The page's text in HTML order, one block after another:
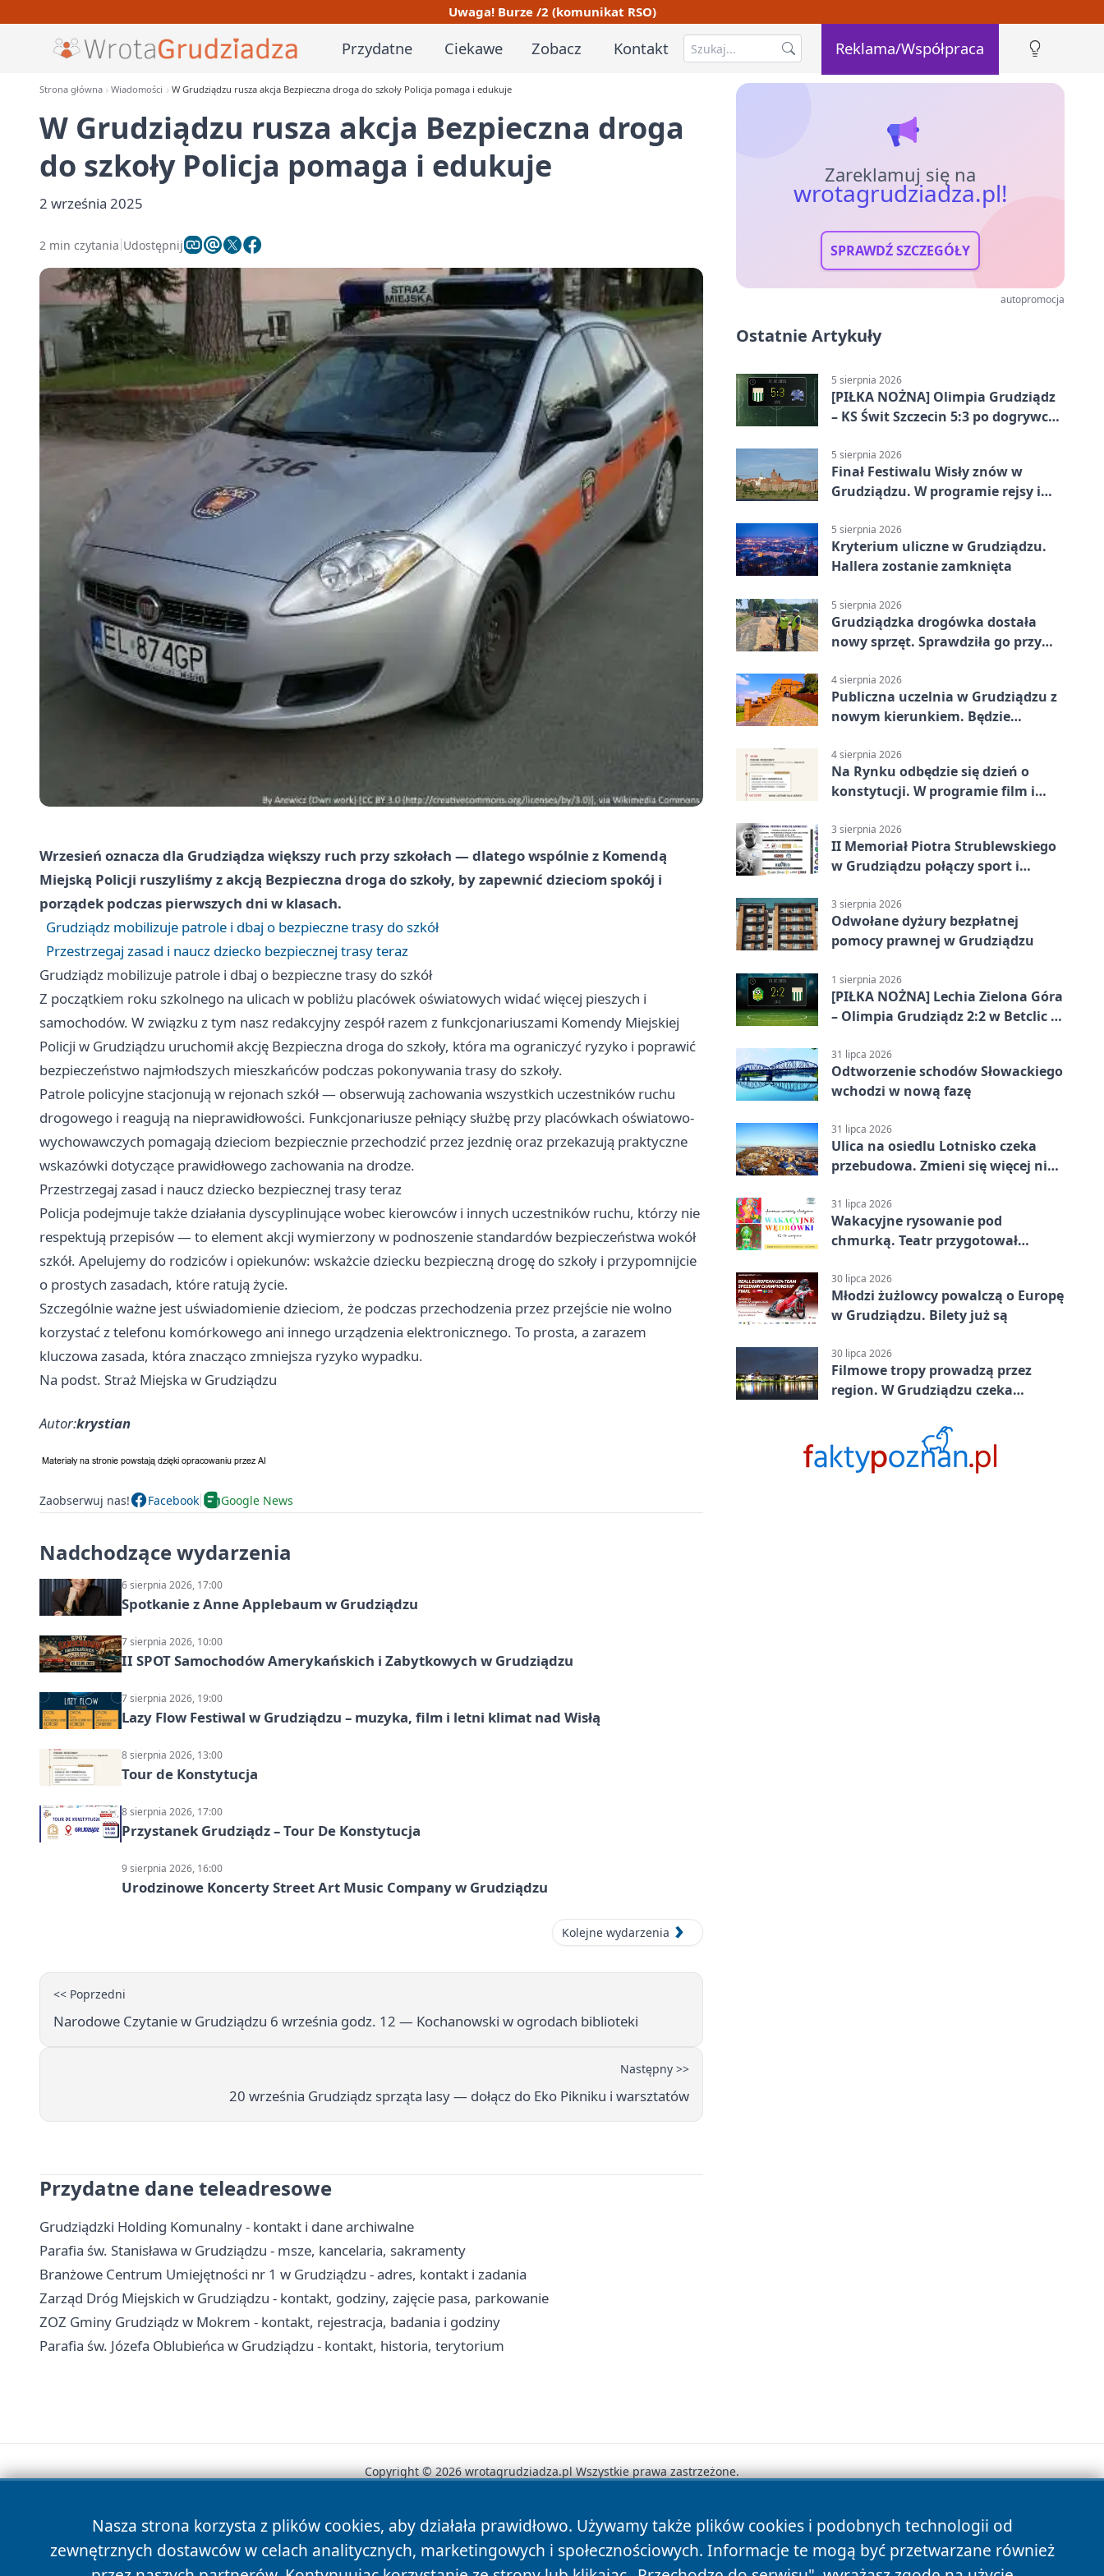
Uwaga! Burze /2 (komunikat RSO)
Przydatne Ciekawe Zobacz Kontakt Reklama/Współpraca
Strona główna Wiadomości W Grudziądzu rusza akcja Bezpieczna droga do szkoły Policja pomaga i edukuje
W Grudziądzu rusza akcja Bezpieczna droga
do szkoły Policja pomaga i edukuje
2 września 2025
2 min czytania Udostępnij
Wrzesień oznacza dla Grudziądza większy ruch przy szkołach — dlatego wspólnie z Komendą
Miejską Policji ruszyliśmy z akcją Bezpieczna droga do szkoły, by zapewnić dzieciom spokój i
porządek podczas pierwszych dni w klasach.
Grudziądz mobilizuje patrole i dbaj o bezpieczne trasy do szkół
Przestrzegaj zasad i naucz dziecko bezpiecznej trasy teraz
Grudziądz mobilizuje patrole i dbaj o bezpieczne trasy do szkół
Z początkiem roku szkolnego na ulicach w pobliżu placówek oświatowych widać więcej pieszych i
samochodów. W związku z tym nasz redakcyjny zespół razem z funkcjonariuszami Komendy Miejskiej
Policji w Grudziądzu uruchomił akcję Bezpieczna droga do szkoły, która ma ograniczyć ryzyko i poprawić
bezpieczeństwo najmłodszych mieszkańców podczas pokonywania trasy do szkoły.
Patrole policyjne stacjonują w rejonach szkół — obserwują zachowania wszystkich uczestników ruchu
drogowego i reagują na nieprawidłowości. Funkcjonariusze pełniący służbę przy placówkach oświatowo-
wychowawczych pomagają dzieciom bezpiecznie przechodzić przez jezdnię oraz przekazują praktyczne
wskazówki dotyczące prawidłowego zachowania na drodze.
Przestrzegaj zasad i naucz dziecko bezpiecznej trasy teraz
Policja podejmuje także działania dyscyplinujące wobec kierowców i innych uczestników ruchu, którzy nie
respektują przepisów — to element akcji wymierzony w podnoszenie standardów bezpieczeństwa wokół
szkół. Apelujemy do rodziców i opiekunów: wskażcie dziecku bezpieczną drogę do szkoły i przypomnijcie
o prostych zasadach, które ratują życie.
Szczególnie ważne jest uświadomienie dzieciom, że podczas przechodzenia przez przejście nie wolno
korzystać z telefonu komórkowego ani innego urządzenia elektronicznego. To prosta, a zarazem
kluczowa zasada, która znacząco zmniejsza ryzyko wypadku.
Na podst. Straż Miejska w Grudziądzu
Autor:krystian
Zaobserwuj nas! Facebook Google News
Nadchodzące wydarzenia
6 sierpnia 2026, 17:00
Spotkanie z Anne Applebaum w Grudziądzu
7 sierpnia 2026, 10:00
II SPOT Samochodów Amerykańskich i Zabytkowych w Grudziądzu
7 sierpnia 2026, 19:00
Lazy Flow Festiwal w Grudziądzu – muzyka, film i letni klimat nad Wisłą
8 sierpnia 2026, 13:00
Tour de Konstytucja
8 sierpnia 2026, 17:00
Przystanek Grudziądz – Tour De Konstytucja
9 sierpnia 2026, 16:00
Urodzinowe Koncerty Street Art Music Company w Grudziądzu
Kolejne wydarzenia
<< Poprzedni
Narodowe Czytanie w Grudziądzu 6 września godz. 12 — Kochanowski w ogrodach biblioteki
Następny >>
20 września Grudziądz sprząta lasy — dołącz do Eko Pikniku i warsztatów
Przydatne dane teleadresowe
Grudziądzki Holding Komunalny - kontakt i dane archiwalne
Parafia św. Stanisława w Grudziądzu - msze, kancelaria, sakramenty
Branżowe Centrum Umiejętności nr 1 w Grudziądzu - adres, kontakt i zadania
Zarząd Dróg Miejskich w Grudziądzu - kontakt, godziny, zajęcie pasa, parkowanie
ZOZ Gminy Grudziądz w Mokrem - kontakt, rejestracja, badania i godziny
Parafia św. Józefa Oblubieńca w Grudziądzu - kontakt, historia, terytorium
Zareklamuj się na
wrotagrudziadza.pl!
SPRAWDŹ SZCZEGÓŁY
autopromocja
Ostatnie Artykuły
5 sierpnia 2026
[PIŁKA NOŻNA] Olimpia Grudziądz
– KS Świt Szczecin 5:3 po dogrywce
odwrócili losy meczu
5 sierpnia 2026
Finał Festiwalu Wisły znów w
Grudziądzu. W programie rejsy i
5 sierpnia 2026
Kryterium uliczne w Grudziądzu.
Hallera zostanie zamknięta
5 sierpnia 2026
Grudziądzka drogówka dostała
nowy sprzęt. Sprawdziła go przy
4 sierpnia 2026
Publiczna uczelnia w Grudziądzu z
nowym kierunkiem. Będzie
4 sierpnia 2026
Na Rynku odbędzie się dzień o
konstytucji. W programie film i
3 sierpnia 2026
II Memoriał Piotra Strublewskiego
w Grudziądzu połączy sport i
3 sierpnia 2026
Odwołane dyżury bezpłatnej
pomocy prawnej w Grudziądzu
1 sierpnia 2026
[PIŁKA NOŻNA] Lechia Zielona Góra
– Olimpia Grudziądz 2:2 w Betclic 2.
końcówce
31 lipca 2026
Odtworzenie schodów Słowackiego
wchodzi w nową fazę
31 lipca 2026
Ulica na osiedlu Lotnisko czeka
przebudowa. Zmieni się więcej niż
31 lipca 2026
Wakacyjne rysowanie pod
chmurką. Teatr przygotował
30 lipca 2026
Młodzi żużlowcy powalczą o Europę
w Grudziądzu. Bilety już są
30 lipca 2026
Filmowe tropy prowadzą przez
region. W Grudziądzu czeka
Nasza strona korzysta z plików cookies, aby działała prawidłowo. Używamy także plików cookies i podobnych technologii od
zewnętrznych dostawców w celach analitycznych, marketingowych i społecznościowych. Informacje te mogą być przetwarzane również
Copyright © 2026 wrotagrudziadza.pl Wszystkie prawa zastrzeżone.
News Autorzy Polityka Prywatności Polityka Cookies